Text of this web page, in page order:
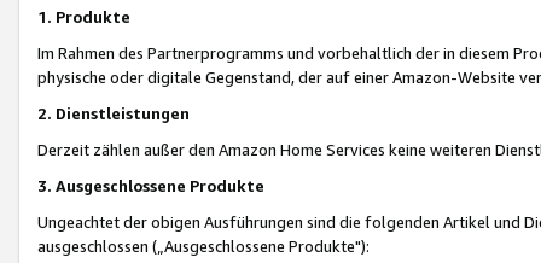
1. Produkte
Im Rahmen des Partnerprogramms und vorbehaltlich der in diesem
physische oder digitale Gegenstand, der auf einer Amazon-Website
2. Dienstleistungen
Derzeit zählen außer den Amazon Home Services keine weiteren
3. Ausgeschlossene Produkte
Ungeachtet der obigen Ausführungen sind die folgenden Artikel und
ausgeschlossen („Ausgeschlossene Produkte"):